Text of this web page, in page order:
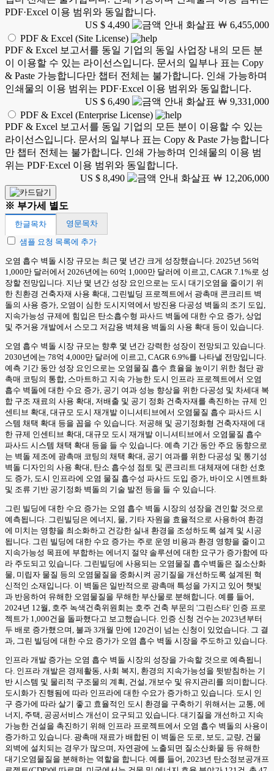
PDF·Excel 이용 범위와 동일합니다.
US $ 4,490
￦ 6,455,000
PDF & Excel (Site License)
PDF & Excel 보고서를 동일 기업의 동일 사업장 내의 모든 분
이 이용할 수 있는 라이선스입니다. 문서의 일부나 표는 Copy
& Paste 가능합니다만 챕터 전체는 불가합니다. 인쇄 가능하며
인쇄물의 이용 범위는 PDF·Excel 이용 범위와 동일합니다.
US $ 6,490
￦ 9,331,000
PDF & Excel (Enterprise License)
PDF & Excel 보고서를 동일 기업의 모든 분이 이용할 수 있는
라이선스입니다. 문서의 일부나 표는 Copy & Paste 가능합니다
만 챕터 전체는 불가합니다. 인쇄 가능하며 인쇄물의 이용 범
위는 PDF·Excel 이용 범위와 동일합니다.
US $ 8,490
￦ 12,206,000
※ 부가세 별도
한글목차
영문목차
샘플 요청 목록에 추가
오염 흡수 벽돌 시장 규모는 최근 몇 년간 크게 성장했습니다. 2025년 56억
1,000만 달러에서 2026년에는 60억 1,000만 달러에 이르고, CAGR 7.1%로 성
장할 전망입니다. 지난 몇 년간 성장 요인으로는 도시 대기오염을 줄이기 위
한 친환경 건축자재 사용 확대, 그린빌딩 프로젝트에서 광촉매 콘크리트 벽
돌의 사용 증가, 오염이 심한 도시지역에서 방진용 다공성 벽돌의 조기 도입,
지속가능성 규제에 힘입은 탄소흡수형 파사드 벽돌에 대한 수요 증가, 상업
및 주거용 개발에서 스모그 저감용 벽체용 벽돌의 사용 확대 등이 있습니다.
오염 흡수 벽돌 시장 규모는 향후 몇 년간 강력한 성장이 전망되고 있습니다.
2030년에는 78억 4,000만 달러에 이르고, CAGR 6.9%를 나타낼 전망입니다.
예측 기간 동안 성장 요인으로는 오염물질 흡수 효율을 높이기 위한 첨단 광
촉매 코팅의 통합, 스마트하고 지속 가능한 도시 인프라 프로젝트에서 오염
흡수 벽돌에 대한 수요 증가, 공기 여과 성능 향상을 위한 다공성 및 차세대 복
합 구조 재료의 사용 확대, 저배출 및 공기 정화 건축자재를 촉진하는 규제 인
센티브 확대, 대규모 도시 재개발 이니셔티브에서 오염물질 흡수 파사드 시
스템 채택 확대 등을 꼽을 수 있습니다. 저공해 및 공기정화형 건축자재에 대
한 규제 인센티브 확대, 대규모 도시 재개발 이니셔티브에서 오염물질 흡수
파사드 시스템 채택 확대 등을 들 수 있습니다. 예측 기간 동안 주요 동향으로
는 벽돌 제조에 광촉매 코팅의 채택 확대, 공기 여과를 위한 다공성 및 통기성
벽돌 디자인의 사용 확대, 탄소 흡수성 점토 및 콘크리트 대체재에 대한 선호
도 증가, 도시 인프라에 오염 물질 흡수성 파사드 도입 증가, 바이오 시멘트화
및 조류 기반 공기정화 벽돌의 기술 발전 등을 들 수 있습니다.
그린 빌딩에 대한 수요 증가는 오염 흡수 벽돌 시장의 성장을 견인할 것으로
예측됩니다. 그린빌딩은 에너지, 물, 기타 자원을 효율적으로 사용하여 환경
에 미치는 영향을 최소화하고 건강한 실내 환경을 조성하도록 설계 및 시공
됩니다. 그린 빌딩에 대한 수요 증가는 주로 운영 비용과 환경 영향을 줄이고
지속가능성 목표에 부합하는 에너지 절약 솔루션에 대한 요구가 증가함에 따
라 주도되고 있습니다. 그린빌딩에 사용되는 오염물질 흡수벽돌은 질소산화
물, 미립자 물질 등의 오염물질을 중화시켜 공기질을 개선하도록 설계된 혁
신적인 소재입니다. 이 벽돌은 일반적으로 광촉매 특성을 가지고 있어 햇빛
과 반응하여 유해한 오염물질을 무해한 부산물로 분해합니다. 예를 들어,
2024년 12월, 호주 녹색건축위원회는 호주 건축 부문의 '그린스타' 인증 프로
젝트가 1,000건을 돌파했다고 보고했습니다. 인증 신청 건수는 2023년부터
두 배로 증가했으며, 불과 3개월 만에 120건이 넘는 신청이 있었습니다. 그 결
과, 그린 빌딩에 대한 수요 증가가 오염 흡수 벽돌 시장을 주도하고 있습니다.
인프라 개발 증가는 오염 흡수 벽돌 시장의 성장을 가속할 것으로 예측됩니
다. 인프라 개발은 경제활동, 사회 복지, 환경의 지속가능성을 뒷받침하는 기
반 시스템 및 물리적 구조물의 계획, 건설, 개보수 및 유지관리를 의미합니다.
도시화가 진행됨에 따라 인프라에 대한 수요가 증가하고 있습니다. 도시 인
구 증가에 따라 살기 좋고 효율적인 도시 환경을 구축하기 위해서는 교통, 에
너지, 주택, 공공서비스 개선이 요구되고 있습니다. 대기질을 개선하고 지속
가능한 건설을 촉진하기 위해 인프라 프로젝트에서 오염 흡수 벽돌의 사용이
증가하고 있습니다. 광촉매 재료가 배합된 이 벽돌은 도로, 보도, 교량, 건물
외벽에 설치되는 경우가 많으며, 자연광에 노출되면 질소산화물 등 유해한
대기오염물질을 분해하는 역할을 합니다. 예를 들어, 2023년 탄소정보공개프